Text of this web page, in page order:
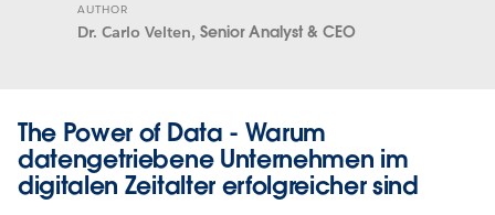
AUTHOR
Dr. Carlo Velten, Senior Analyst & CEO
The Power of Data - Warum
datengetriebene Unternehmen im
digitalen Zeitalter erfolgreicher sind